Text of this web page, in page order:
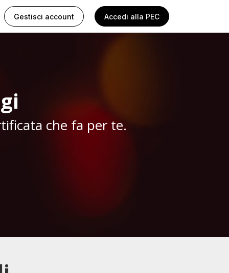
Gestisci account Accedi alla PEC
che fa per te.